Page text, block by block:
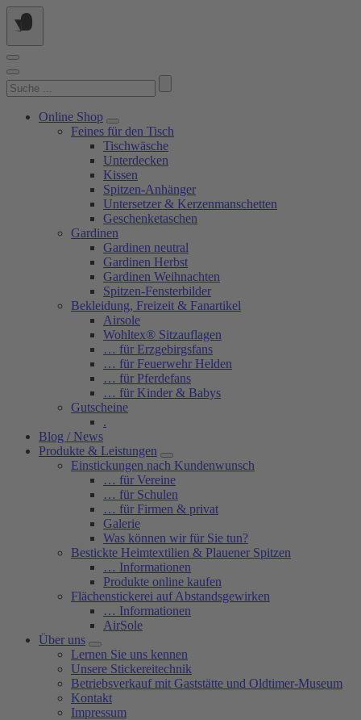
Springe
zum
Suchen
nach:
Online Shop
Feines für den Tisch
Tischwäsche
Unterdecken
Kissen
Spitzen-Anhänger
Untersetzer & Kerzenmanschetten
Geschenketaschen
Gardinen
Gardinen neutral
Gardinen Herbst
Gardinen Weihnachten
Spitzen-Fensterbilder
Bekleidung, Freizeit & Fanartikel
Airsole
Wohltex® Sitzauflagen
… für Erzgebirgsfans
… für Feuerwehr Helden
… für Pferdefans
… für Kinder & Babys
Gutscheine
.
Blog / News
Produkte & Leistungen
Einstickungen nach Kundenwunsch
… für Vereine
… für Schulen
… für Firmen & privat
Galerie
Was können wir für Sie tun?
Bestickte Heimtextilien & Plauener Spitzen
… Informationen
Produkte online kaufen
Flächenstickerei auf Abstandsgewirken
… Informationen
AirSole
Über uns
Lernen Sie uns kennen
Unsere Stickereitechnik
Betriebsverkauf mit Gaststätte und Oldtimer-Museum
Kontakt
Impressum